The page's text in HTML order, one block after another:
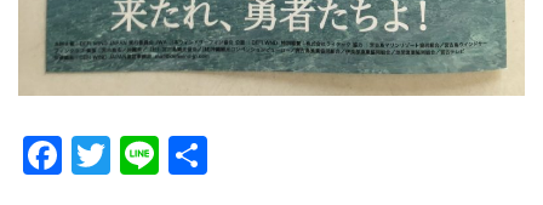
Facebook
Twitter
Line